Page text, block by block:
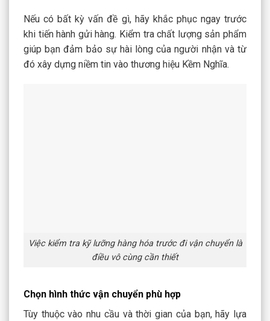
Nếu có bất kỳ vấn đề gì, hãy khắc phục ngay trước
khi tiến hành gửi hàng. Kiểm tra chất lượng sản phẩm
giúp bạn đảm bảo sự hài lòng của người nhận và từ
đó xây dựng niềm tin vào thương hiệu Kềm Nghĩa.
Việc kiểm tra kỹ lưỡng hàng hóa trước đi vận chuyển là
điều vô cùng cần thiết
Chọn hình thức vận chuyển phù hợp
Tùy thuộc vào nhu cầu và thời gian của bạn, hãy lựa